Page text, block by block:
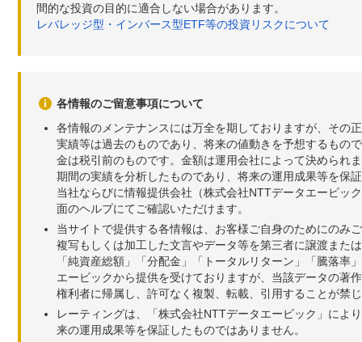
間的な投資の目的に適合しない場合があります。
レバレッジ型・インバース型ETF等の投資リスクについて
各情報のご留意事項について
各情報のメンテナンスには万全を期しておりますが、その
実績等は過去のものであり、将来の値動きを予想するもの
金は税引前のものです。金額は運用会社によって決められ
期間の実績を分析したものであり、将来の運用成果等を保
当社ならびに情報提供会社（株式会社NTTデータエービッ
面のヘルプにてご確認いただけます。
当サイトで提供する各情報は、お客様ご自身のためにのみ
複写もしくは加工した文言やデータ等を第三者に譲渡また
「純資産総額」「分配金」「トータルリターン」「騰落
エービックから提供を受けておりますが、当該データの著
権利者に帰属し、許可なく複製、転載、引用することが禁
レーティングは、「株式会社NTTデータエービック」によ
来の運用成果等を保証したものではありません。